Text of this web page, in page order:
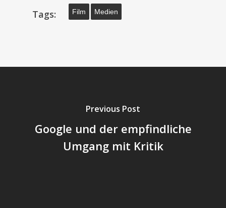
Tags: Film Medien
Previous Post
Google und der empfindliche
Umgang mit Kritik